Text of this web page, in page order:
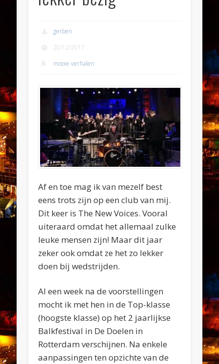
gerben
20/12/2017
mooie verhalen
Af en toe mag ik van mezelf best
eens trots zijn op een club van mij.
Dit keer is The New Voices. Vooral
uiteraard omdat het allemaal zulke
leuke mensen zijn! Maar dit jaar
zeker ook omdat ze het zo lekker
doen bij wedstrijden.
Al een week na de voorstellingen
mocht ik met hen in de Top-klasse
(hoogste klasse) op het 2 jaarlijkse
Balkfestival in De Doelen in
Rotterdam verschijnen. Na enkele
aanpassingen ten opzichte van de